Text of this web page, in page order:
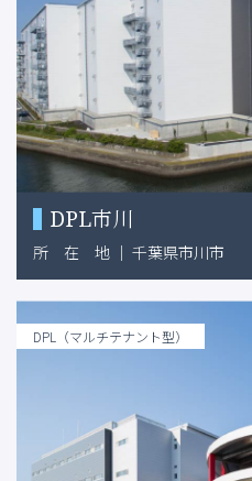
DPL市川
所 在 地 ｜ 千葉県市川市
DPL（マルチテナント型）